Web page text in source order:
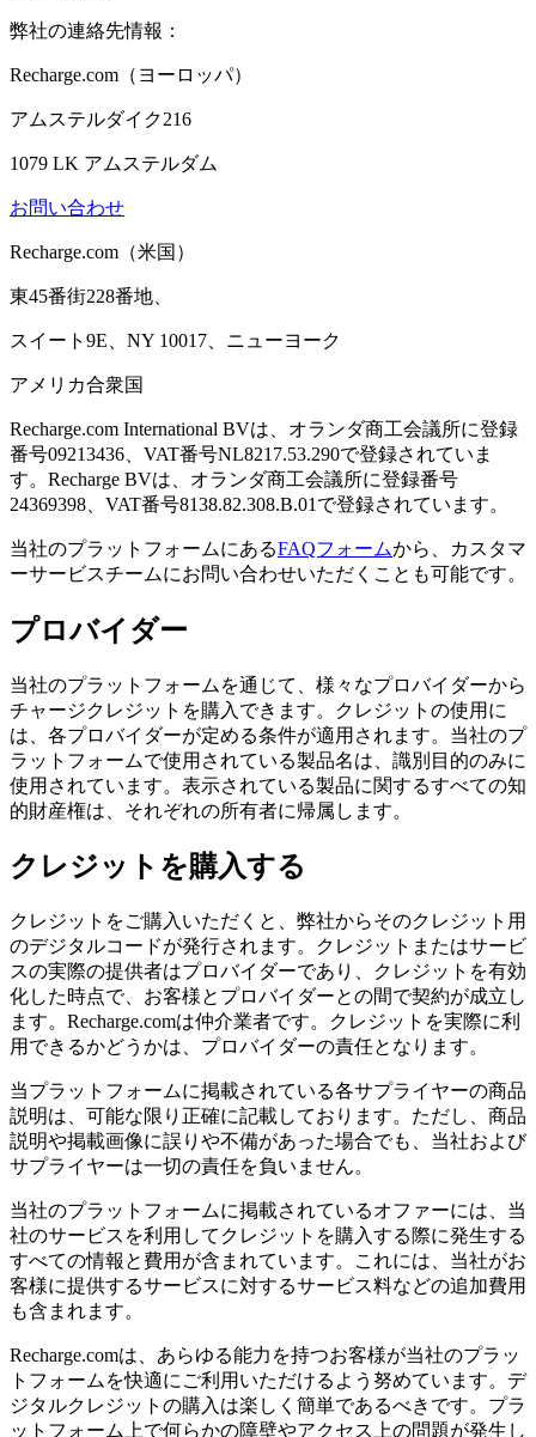
弊社の連絡先情報：
Recharge.com（ヨーロッパ）
アムステルダイク216
1079 LK アムステルダム
お問い合わせ
Recharge.com（米国）
東45番街228番地、
スイート9E、NY 10017、ニューヨーク
アメリカ合衆国
Recharge.com International BVは、オランダ商工会議所に登録
番号09213436、VAT番号NL8217.53.290で登録されていま
す。Recharge BVは、オランダ商工会議所に登録番号
24369398、VAT番号8138.82.308.B.01で登録されています。
当社のプラットフォームにあるFAQフォームから、カスタマ
ーサービスチームにお問い合わせいただくことも可能です。
プロバイダー
当社のプラットフォームを通じて、様々なプロバイダーから
チャージクレジットを購入できます。クレジットの使用に
は、各プロバイダーが定める条件が適用されます。当社のプ
ラットフォームで使用されている製品名は、識別目的のみに
使用されています。表示されている製品に関するすべての知
的財産権は、それぞれの所有者に帰属します。
クレジットを購入する
クレジットをご購入いただくと、弊社からそのクレジット用
のデジタルコードが発行されます。クレジットまたはサービ
スの実際の提供者はプロバイダーであり、クレジットを有効
化した時点で、お客様とプロバイダーとの間で契約が成立し
ます。Recharge.comは仲介業者です。クレジットを実際に利
用できるかどうかは、プロバイダーの責任となります。
当プラットフォームに掲載されている各サプライヤーの商品
説明は、可能な限り正確に記載しております。ただし、商品
説明や掲載画像に誤りや不備があった場合でも、当社および
サプライヤーは一切の責任を負いません。
当社のプラットフォームに掲載されているオファーには、当
社のサービスを利用してクレジットを購入する際に発生する
すべての情報と費用が含まれています。これには、当社がお
客様に提供するサービスに対するサービス料などの追加費用
も含まれます。
Recharge.comは、あらゆる能力を持つお客様が当社のプラッ
トフォームを快適にご利用いただけるよう努めています。デ
ジタルクレジットの購入は楽しく簡単であるべきです。プラ
ットフォーム上で何らかの障壁やアクセス上の問題が発生し